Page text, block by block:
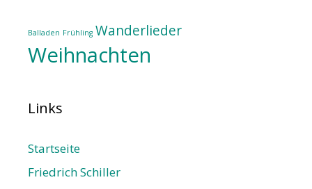
Balladen Frühling Wanderlieder
Weihnachten
Links
Startseite
Friedrich Schiller